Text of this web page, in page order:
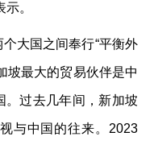
。
大国之间奉行“平衡外
坡最大的贸易伙伴是中
。过去几年间，新加坡
与中国的往来。2023